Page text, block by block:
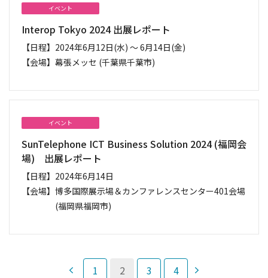
イベント
Interop Tokyo 2024 出展レポート
【日程】 2024年6月12日(水) ～ 6月14日(金)
【会場】 幕張メッセ (千葉県千葉市)
イベント
SunTelephone ICT Business Solution 2024 (福岡会
場) 出展レポート
【日程】 2024年6月14日
【会場】 博多国際展示場＆カンファレンスセンター401会場
(福岡県福岡市)
1 2 3 4